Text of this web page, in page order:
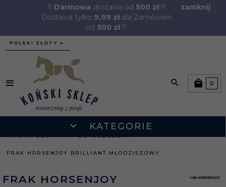
!!! Darmowa dostawa od 500 zł!!!
Dostawa tylko 9,99 złdla Zamówień
od 300 zł!!!
zamknij
currency_h
POLSKI ZŁOTY
KATEGORIE
0
STRONA GŁÓWNA DLA JEŹDŹCA
FRAK HORSENJOY BRILLIANT MŁODZIEŻOWY
FRAK HORSENJOY